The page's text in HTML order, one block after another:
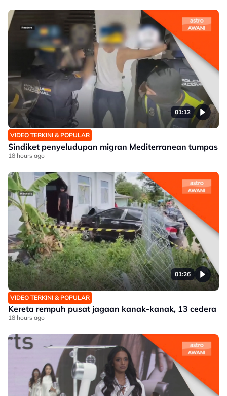
01:12
VIDEO TERKINI & POPULAR
Sindiket penyeludupan migran Mediterranean tumpas
18 hours ago
01:26
VIDEO TERKINI & POPULAR
Kereta rempuh pusat jagaan kanak-kanak, 13 cedera
18 hours ago